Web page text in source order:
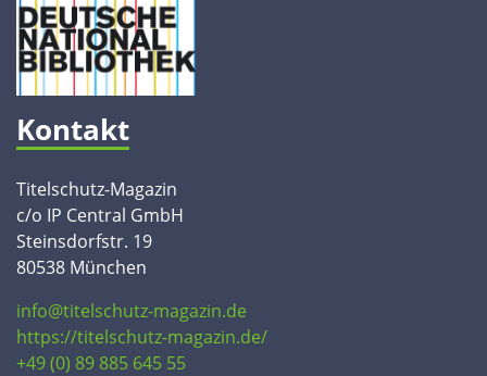
Kontakt
Titelschutz-Magazin
c/o IP Central GmbH
Steinsdorfstr. 19
80538 München
info@titelschutz-magazin.de
https://titelschutz-magazin.de/
+49 (0) 89 885 645 55